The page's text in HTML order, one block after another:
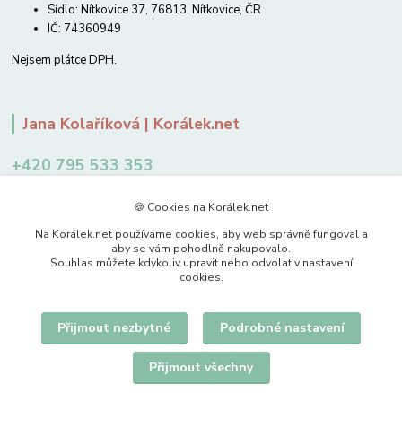
Sídlo: Nítkovice 37, 76813, Nítkovice, ČR
IČ: 74360949
Nejsem plátce DPH.
Jana Kolaříková | Korálek.net
+420 795 533 353
jkolarikova@koralek.net
Upravit sběr cookies.
🍪 Cookies na Korálek.net
Na Korálek.net používáme cookies, aby web správně fungoval a
aby se vám pohodlně nakupovalo.
Souhlas můžete kdykoliv upravit nebo odvolat v nastavení
cookies.
Přijmout nezbytné Podrobné nastavení
Přijmout všechny